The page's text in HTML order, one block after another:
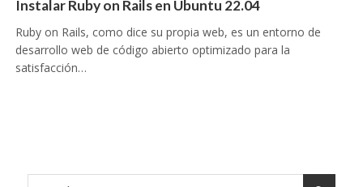
Instalar Ruby on Rails en Ubuntu 22.04
Ruby on Rails, como dice su propia web, es un entorno de
desarrollo web de código abierto optimizado para la
satisfacción…